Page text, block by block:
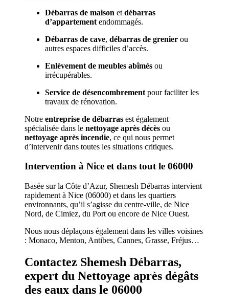
Débarras de maison et débarras
d’appartement endommagés.
Débarras de cave, débarras de grenier ou
autres espaces difficiles d’accès.
Enlèvement de meubles abîmés ou
irrécupérables.
Service de désencombrement pour faciliter les
travaux de rénovation.
Notre entreprise de débarras est également
spécialisée dans le nettoyage après décès ou
nettoyage après incendie, ce qui nous permet
d’intervenir dans toutes les situations critiques.
Intervention à Nice et dans tout le 06000
Basée sur la Côte d’Azur, Shemesh Débarras intervient
rapidement à Nice (06000) et dans les quartiers
environnants, qu’il s’agisse du centre-ville, de Nice
Nord, de Cimiez, du Port ou encore de Nice Ouest.
Nous nous déplaçons également dans les villes voisines
: Monaco, Menton, Antibes, Cannes, Grasse, Fréjus…
Contactez Shemesh Débarras,
expert du Nettoyage après dégâts
des eaux dans le 06000